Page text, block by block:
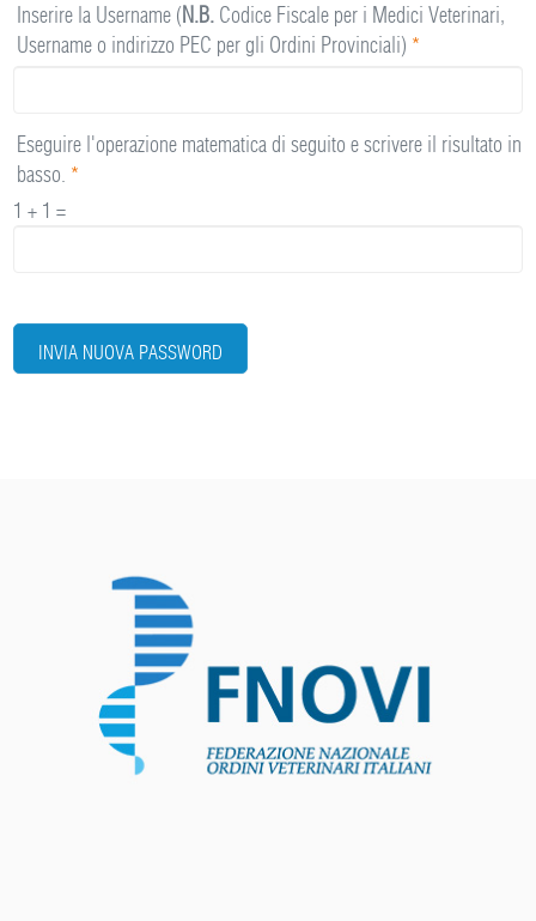
Inserire la Username (N.B. Codice Fiscale per i Medici Veterinari,
Username o indirizzo PEC per gli Ordini Provinciali) *
Eseguire l'operazione matematica di seguito e scrivere il risultato in
basso. *
1 + 1 =
INVIA NUOVA PASSWORD